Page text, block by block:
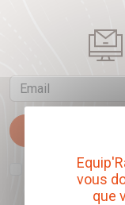
Email
J'accepte que
comprendre les sujets
proposés. Ce choix
mon inscription.
vous
que